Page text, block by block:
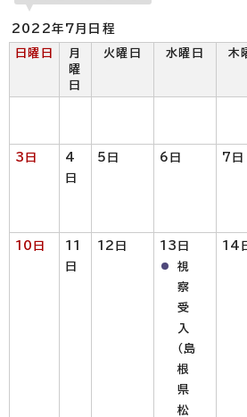
2022年7月日程
日曜日
月
曜
日
火曜日 水曜日 木
3日
4
日
5日 6日 7日
10日
11
日
12日
13日
視
察
受
入
（島
根
県
松
14